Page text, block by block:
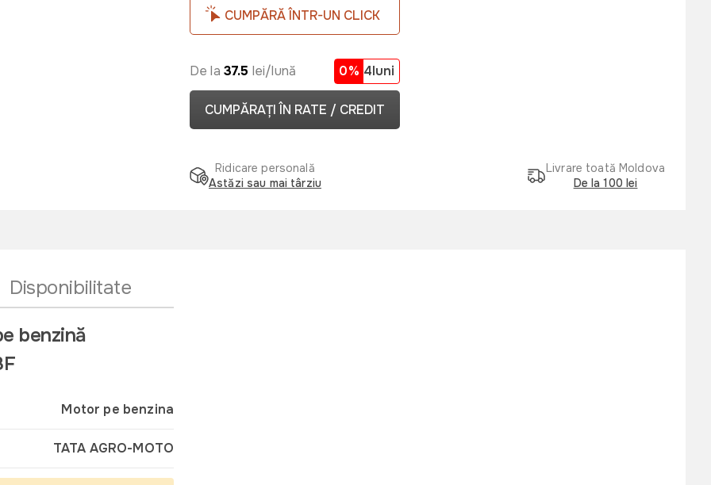
CUMPĂRĂ ÎNTR-UN CLICK
De la 37.5 lei/lună 0% 4luni
CUMPĂRAȚI ÎN RATE / CREDIT
Ridicare personală
Astăzi sau mai târziu
Livrare toată Moldova
De la 100 lei
Disponibilitate
benzină
Motor pe benzina
TATA AGRO-MOTO